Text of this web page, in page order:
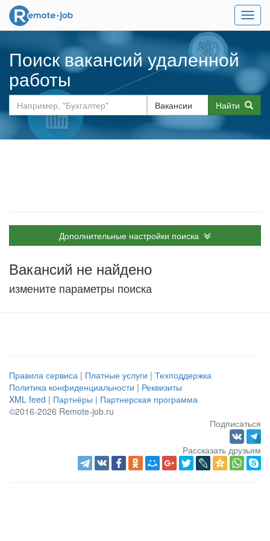
Меню
Поиск вакансий удаленной
работы
Найти
Дополнительные настройки поиска
Вакансий не найдено
измените параметры поиска
Правила сервиса | Платные услуги | Техподдержка
Политика конфиденциальности | Реквизиты
XML feed | Партнёры | Партнерская программа
©2016-2026 Remote-job.ru
Подписаться
Рассказать друзьям